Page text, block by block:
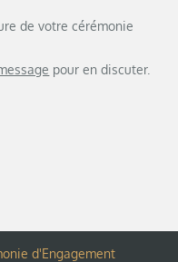
de votre cérémonie
pour en discuter.
d'Engagement